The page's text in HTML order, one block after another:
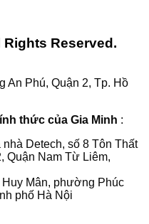
Rights Reserved.
An Phú, Quận 2, Tp. Hồ
thức của Gia Minh :
nhà Detech, số 8 Tôn Thất
Quận Nam Từ Liêm,
Huy Mân, phường Phúc
phố Hà Nội